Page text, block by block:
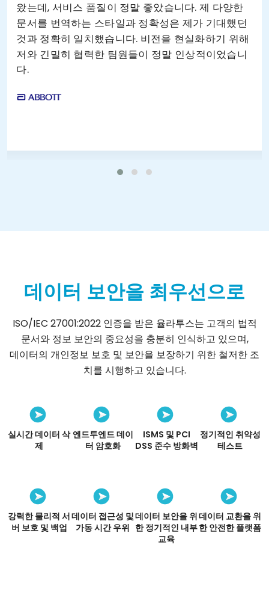
왔는데, 서비스 품질이 정말 좋았습니다. 제 다양한
문서를 번역하는 스타일과 정확성은 제가 기대했던
것과 정확히 일치했습니다. 비전을 현실화하기 위해
저와 긴밀히 협력한 팀원들이 정말 인상적이었습니
다.
데이터 보안을 최우선으로
ISO/IEC 27001:2022 인증을 받은 율라투스는 고객의 법적
문서와 정보 보안의 중요성을 충분히 인식하고 있으며,
데이터의 개인정보 보호 및 보안을 보장하기 위한 철저한 조
치를 시행하고 있습니다.
실시간 데이터 삭
제
엔드투엔드 데이
터 암호화
ISMS 및 PCI
DSS 준수 방화벽
정기적인 취약성
테스트
강력한 물리적 서
버 보호 및 백업
데이터 접근성 및
가동 시간 우위
데이터 보안을 위
한 정기적인 내부
교육
데이터 교환을 위
한 안전한 플랫폼